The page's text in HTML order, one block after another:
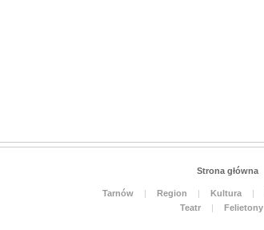
Strona główna
Tarnów | Region | Kultura |
Teatr
| Felietony